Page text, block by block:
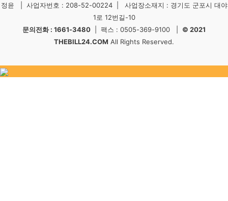
정윤 | 사업자번호 : 208-52-00224 | 사업장소재지 : 경기도 군포시 대야
1로 12번길-10
문의전화 : 1661-3480 | 팩스 : 0505-369-9100 | © 2021
THEBILL24.COM All Rights Reserved.